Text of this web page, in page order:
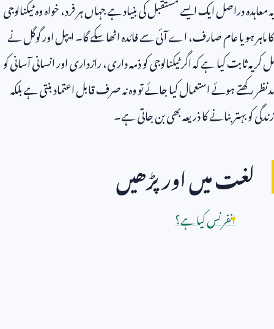
یہ معاہدہ دراصل ایک ایسے مستقبل کی بنیاد ہے جہاں ہر فرد، خواہ وہ ٹیکنالوجی
کا ماہر ہو یا عام صارف، اے آئی سے فائدہ اٹھا سکے گا۔ ایپل اور گوگل نے
مل کر یہ ثابت کیا ہے کہ اگر ٹیکنالوجی کو ذمہ داری، رازداری اور انسانی آسانی کو
مدنظر رکھتے ہوئے استعمال کیا جائے تو وہ نہ صرف قابل اعتماد بنتی ہے بلکہ
زندگی کو بہتر بنانے کا ذریعہ بھی بن جاتی ہے۔
لغت میں اور پڑھیں
انفرنس کیا ہے؟